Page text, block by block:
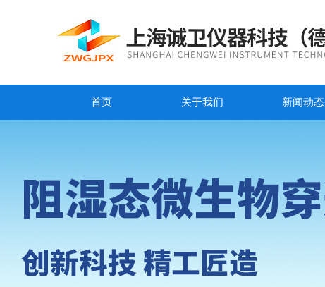
首页 关于我们 新闻动态